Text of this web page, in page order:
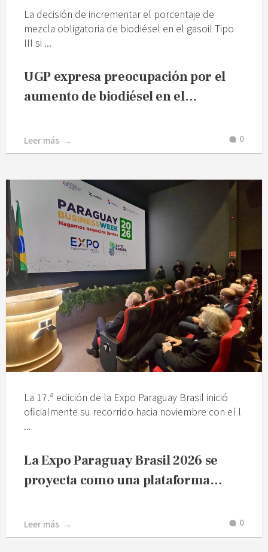
UGP expresa preocupación por el
aumento de biodiésel en el…
La decisión de incrementar el porcentaje de
mezcla obligatoria de biodiésel en el gasoil Tipo
III si ...
Leer más 0
La Expo Paraguay Brasil 2026 se
proyecta como una plataforma…
La 17.ª edición de la Expo Paraguay Brasil inició
oficialmente su recorrido hacia noviembre con el l
...
Leer más 0